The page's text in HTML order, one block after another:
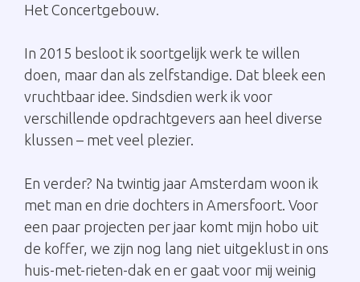
Het Concertgebouw.
In 2015 besloot ik soortgelijk werk te willen
doen, maar dan als zelfstandige. Dat bleek een
vruchtbaar idee. Sindsdien werk ik voor
verschillende opdrachtgevers aan heel diverse
klussen – met veel plezier.
En verder? Na twintig jaar Amsterdam woon ik
met man en drie dochters in Amersfoort. Voor
een paar projecten per jaar komt mijn hobo uit
de koffer, we zijn nog lang niet uitgeklust in ons
huis-met-rieten-dak en er gaat voor mij weinig